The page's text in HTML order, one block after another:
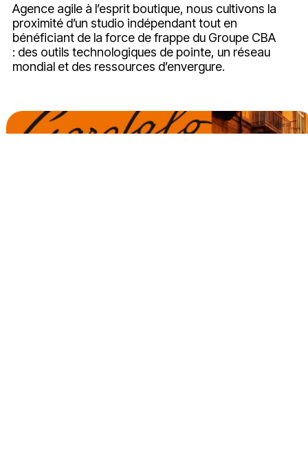
Agence agile à l’esprit boutique, nous cultivons la
proximité d’un studio indépendant tout en
bénéficiant de la force de frappe du Groupe CBA
: des outils technologiques de pointe, un réseau
mondial et des ressources d’envergure.